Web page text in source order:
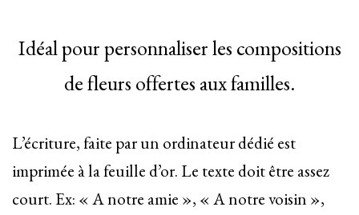
Idéal pour personnaliser les compositions
de fleurs offertes aux familles.
L’écriture, faite par un ordinateur dédié est
imprimée à la feuille d’or. Le texte doit être assez
court. Ex: « A notre amie », « A notre voisin »,